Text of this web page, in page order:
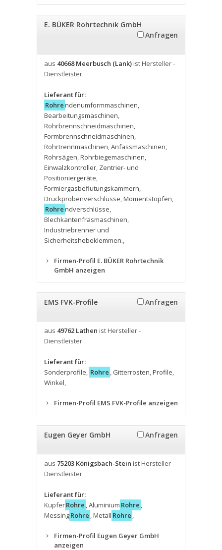
E. BÜKER Rohrtechnik GmbH
Anfragen
aus 40668 Meerbusch (Lank)ist Hersteller -
Dienstleister
Lieferant für:
Rohrendenumformmaschinen,
Bearbeitungsmaschinen,
Rohrbrennschneidmaschinen,
Formbrennschneidmaschinen,
Rohrtrennmaschinen,Anfassmaschinen,
Rohrsägen,Rohrbiegemaschinen,
Einwalzkontroller, Zentrier- und
Positioniergeräte,
Formiergasbeflutungskammern,
Druckprobenverschlüsse,Momentstopfen,
Rohrendverschlüsse,
Blechkantenfräsmaschinen,
Industriebrenner und
Sicherheitshebeklemmen.,
Firmen-Profil E. BÜKER Rohrtechnik
GmbH anzeigen
EMS FVK-Profile Anfragen
aus 49762 Lathen ist Hersteller -
Dienstleister
Lieferant für:
Sonderprofile, Rohre , Gitterrosten,Profile,
Winkel,
Firmen-Profil EMS FVK-Profile anzeigen
Eugen Geyer GmbH Anfragen
aus 75203 Königsbach-Stein ist Hersteller -
Dienstleister
Lieferant für:
KupferRohre ,Aluminium Rohre ,
MessingRohre ,Metall Rohre ,
Firmen-Profil Eugen Geyer GmbH
anzeigen